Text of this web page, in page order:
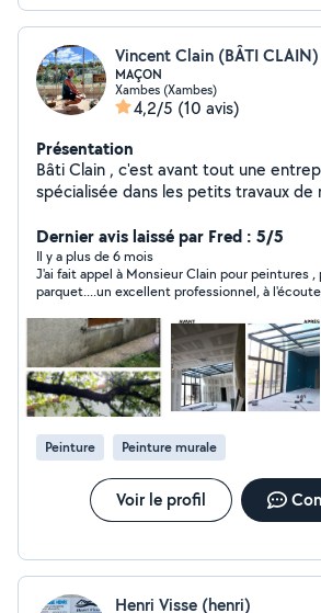
Vincent Clain (BÂTI CLAIN)
MAÇON
Xambes (Xambes)
4,2/5 (10 avis)
Présentation
Bâti Clain , c'est avant tout une
spécialisée dans les petits travaux
et d'une passion pour le travail bien
services tels que peinture , pose de
et restauration de façade . Mon
service qualité , sur mesure et dans le
délais , pour répondre aux besoins de
la région . Faites confiance a Bâti
réalisés avec soin et
Dernier avis laissé par Fred : 5/5
Il y a plus de 6 mois
J'ai fait appel à Monsieur Clain pour peintures ,
parquet....un excellent professionnel, à
finalisant les travaux jusqu'au moindre détail.
vivement.
Peinture Peinture murale
Voir le profil
Henri Visse (henri)